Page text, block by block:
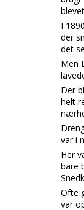
I
der
det
Men
Der
helt
var i
Her
bare
Ofte
var